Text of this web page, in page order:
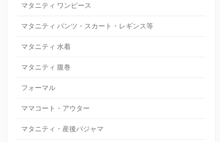
マタニティ ワンピース
マタニティ パンツ・スカート・レギンス等
マタニティ 水着
マタニティ 腹巻
フォーマル
ママコート・アウター
マタニティ・産後パジャマ